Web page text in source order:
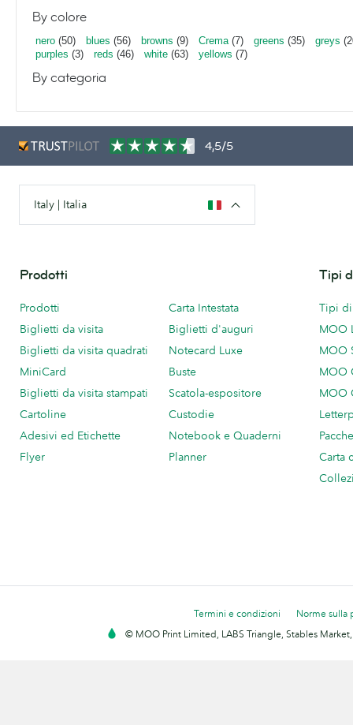
By colore
nero (50) blues (56) browns (9) Crema(7) greens (35) greys
purples (3) reds (46) white (63) yellows (7)
By categoria
4,5/5
Italy | Italia
Prodotti
Prodotti
Biglietti da visita
Biglietti da visita quadrati
MiniCard
Biglietti da visita stampati
Cartoline
Adesivi ed Etichette
Flyer
Carta Intestata
Biglietti d'auguri
Notecard Luxe
Buste
Scatola-espositore
Custodie
Notebook e Quaderni
Planner
Tipi
Tipi
MOO
MOO
MOO
MOO
Carta
Termini e condizioni
Norme sulla
© MOO Print Limited, LABS Triangle, Stables